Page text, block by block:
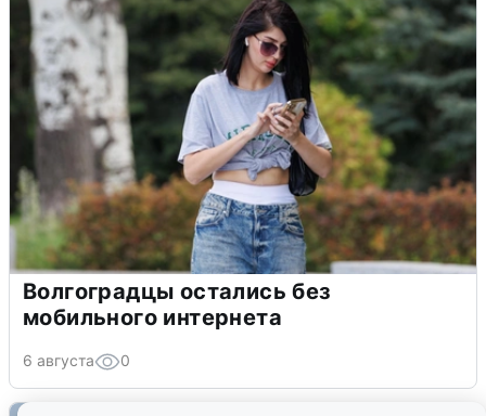
Волгоградцы остались без
мобильного интернета
6 августа 0